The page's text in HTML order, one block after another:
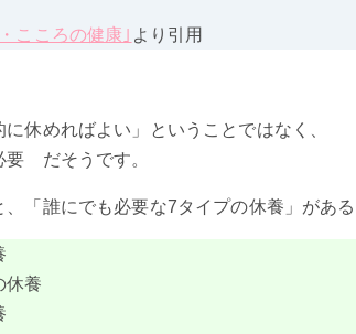
こころの健康｣ より引用
休めればよい」ということではなく、
要 だそうです。
、「誰にでも必要な7タイプの休養」がある
休養